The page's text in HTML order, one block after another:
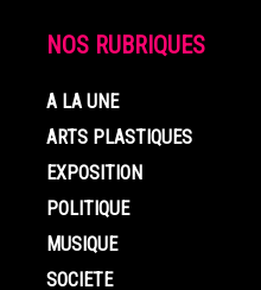
NOS RUBRIQUES
A LA UNE
ARTS PLASTIQUES
EXPOSITION
POLITIQUE
MUSIQUE
SOCIETE